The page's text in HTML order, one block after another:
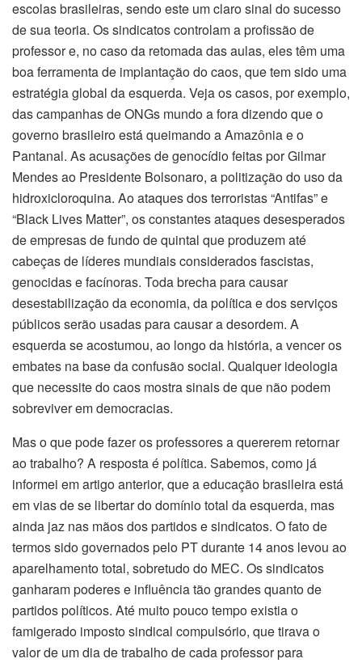
escolas brasileiras, sendo este um claro sinal do sucesso
de sua teoria. Os sindicatos controlam a profissão de
professor e, no caso da retomada das aulas, eles têm uma
boa ferramenta de implantação do caos, que tem sido uma
estratégia global da esquerda. Veja os casos, por exemplo,
das campanhas de ONGs mundo a fora dizendo que o
governo brasileiro está queimando a Amazônia e o
Pantanal. As acusações de genocídio feitas por Gilmar
Mendes ao Presidente Bolsonaro, a politização do uso da
hidroxicloroquina. Ao ataques dos terroristas “Antifas” e
“Black Lives Matter”, os constantes ataques desesperados
de empresas de fundo de quintal que produzem até
cabeças de líderes mundiais considerados fascistas,
genocidas e facínoras. Toda brecha para causar
desestabilização da economia, da política e dos serviços
públicos serão usadas para causar a desordem. A
esquerda se acostumou, ao longo da história, a vencer os
embates na base da confusão social. Qualquer ideologia
que necessite do caos mostra sinais de que não podem
sobreviver em democracias.
Mas o que pode fazer os professores a quererem retornar
ao trabalho? A resposta é política. Sabemos, como já
informei em artigo anterior, que a educação brasileira está
em vias de se libertar do domínio total da esquerda, mas
ainda jaz nas mãos dos partidos e sindicatos. O fato de
termos sido governados pelo PT durante 14 anos levou ao
aparelhamento total, sobretudo do MEC. Os sindicatos
ganharam poderes e influência tão grandes quanto de
partidos políticos. Até muito pouco tempo existia o
famigerado imposto sindical compulsório, que tirava o
valor de um dia de trabalho de cada professor para